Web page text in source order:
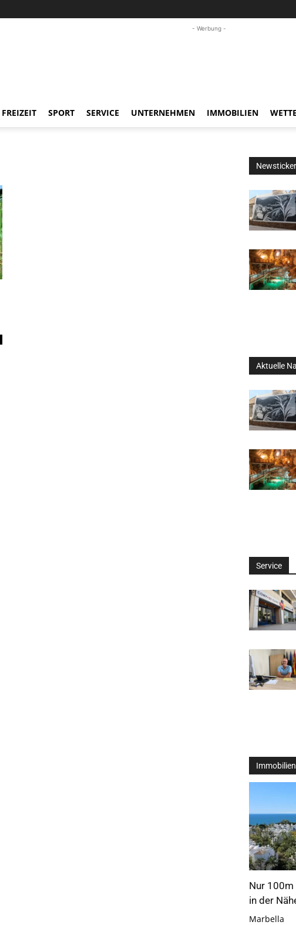
- Werbung -
FREIZEIT SPORT SERVICE UNTERNEHMEN IMMOBILIEN
Newsticker
Aktuelle
Service
Immobilien
Nur 100m
in der
Marbella